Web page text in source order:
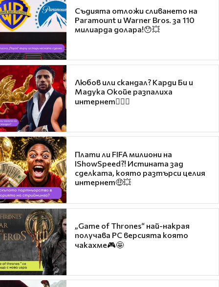
Съдията отложи сливането на
Paramount и Warner Bros. за 110
милиарда долара!😯💥
Любов или скандал? Карди Би и
Мадука Окойе разпалиха
интернет❤️‍🔥🔥
Плати ли FIFA милиони на
IShowSpeed?! Истината зад
сделката, която разтърси целия
интернет🤑💥
„Game of Thrones“ най-накрая
получава PC версията която
чакахме🎮🤩